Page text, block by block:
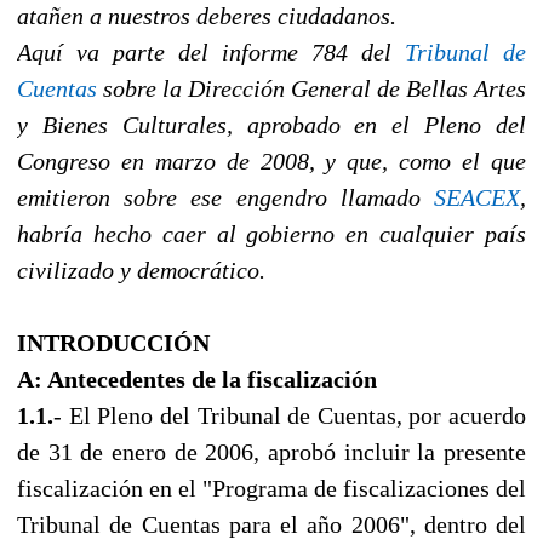
atañen a nuestros deberes ciudadanos.
Aquí va parte del informe 784 del Tribunal de
Cuentas sobre la Dirección General de Bellas Artes
y Bienes Culturales, aprobado en el Pleno del
Congreso en marzo de 2008, y que, como el que
emitieron sobre ese engendro llamado SEACEX,
habría hecho caer al gobierno en cualquier país
civilizado y democrático.
INTRODUCCIÓN
A: Antecedentes de la fiscalización
1.1.- El Pleno del Tribunal de Cuentas, por acuerdo
de 31 de enero de 2006, aprobó incluir la presente
fiscalización en el "Programa de fiscalizaciones del
Tribunal de Cuentas para el añο 2006", dentro del